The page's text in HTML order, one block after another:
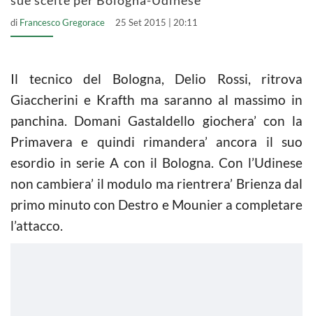
di Francesco Gregorace 25 Set 2015 | 20:11
Il tecnico del Bologna, Delio Rossi, ritrova
Giaccherini e Krafth ma saranno al massimo in
panchina. Domani Gastaldello giochera’ con la
Primavera e quindi rimandera’ ancora il suo
esordio in serie A con il Bologna. Con l’Udinese
non cambiera’ il modulo ma rientrera’ Brienza dal
primo minuto con Destro e Mounier a completare
l’attacco.